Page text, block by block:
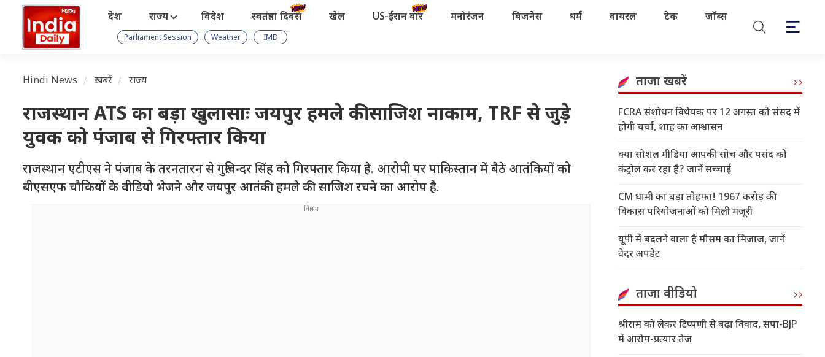
देश राज्य विदेश स्वतंत्रता दिवस खेल US-ईरान वॉर मनोरंजन बिजनेस धर्म वायरल टेक जॉब्स
Parliament Session Weather IMD
Hindi News ख़बरें राज्य
राजस्थान ATS का बड़ा खुलासाः जयपुर हमले की साजिश नाकाम, TRF से जुड़े
युवक को पंजाब से गिरफ्तार किया
राजस्थान एटीएस ने पंजाब के तरनतारन से गुरुविन्दर सिंह को गिरफ्तार किया है. आरोपी पर पाकिस्तान में बैठे आतंकियों को
बीएसएफ चौकियों के वीडियो भेजने और जयपुर आतंकी हमले की साजिश रचने का आरोप है.
ताजा खबरें
FCRA संशोधन विधेयक पर 12 अगस्त को संसद में
होगी चर्चा, शाह का आश्वासन
क्या सोशल मीडिया आपकी सोच और पसंद को
कंट्रोल कर रहा है? जानें सच्चाई
CM धामी का बड़ा तोहफा! 1967 करोड़ की
विकास परियोजनाओं को मिली मंजूरी
यूपी में बदलने वाला है मौसम का मिजाज, जानें
वेदर अपडेट
ताजा वीडियो
श्रीराम को लेकर टिप्पणी से बढ़ा विवाद, सपा-BJP
में आरोप-प्रत्यार तेज